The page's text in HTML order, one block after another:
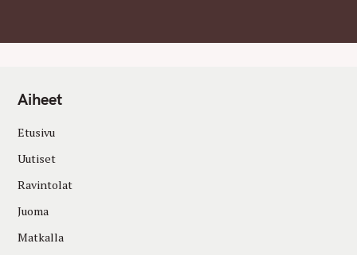
Aiheet
Etusivu
Uutiset
Ravintolat
Juoma
Matkalla